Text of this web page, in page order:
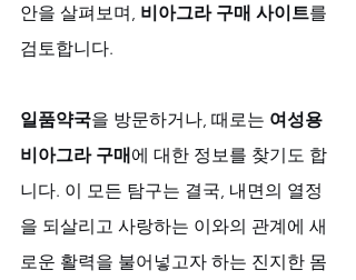
안을 살펴보며, 비아그라 구매 사이트를
검토합니다.
일품약국을 방문하거나, 때로는 여성용
비아그라 구매에 대한 정보를 찾기도 합
니다. 이 모든 탐구는 결국, 내면의 열정
을 되살리고 사랑하는 이와의 관계에 새
로운 활력을 불어넣고자 하는 진지한 몸